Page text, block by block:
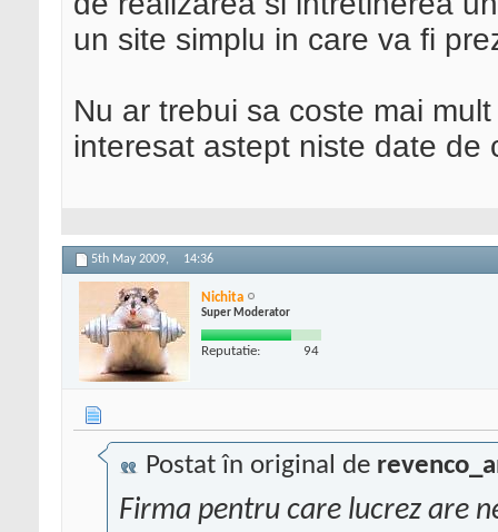
un site simplu in care va fi
Nu ar trebui sa coste mai
interesat astept niste date de
5th May 2009, 14:36
Nichita
Super Moderator
Reputatie: 94
Postat în original de
Firma pentru care lucrez are